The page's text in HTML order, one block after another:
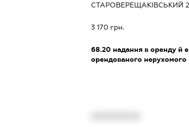
СТАРОВЕРЕЩАКІВСЬКИЙ
3 170 грн.
68.20 надання в оренду й
орендованого нерухомого